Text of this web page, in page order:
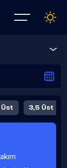
Üst 3,5 Üst